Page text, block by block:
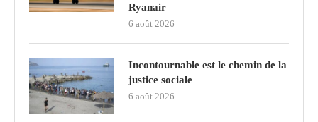
Ryanair
6 août 2026
Incontournable est le chemin de la
justice sociale
6 août 2026